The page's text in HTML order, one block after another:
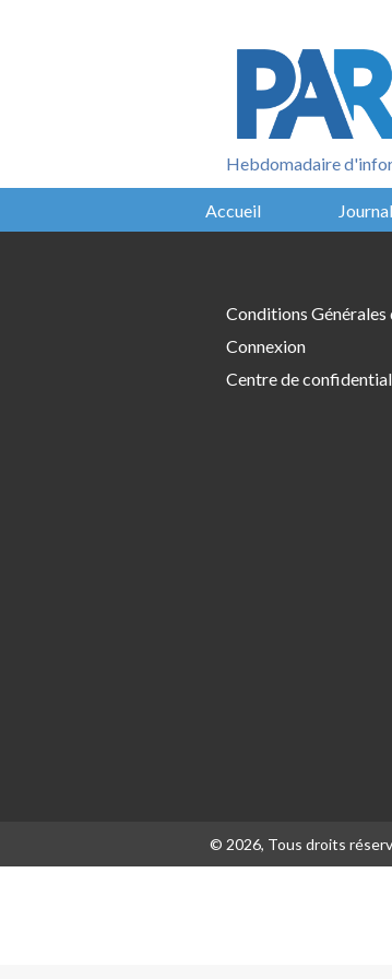
Hebdomadaire
Accueil
Conditions Générales
Connexion
Centre de
© 2026, Tous droits